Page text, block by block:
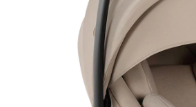
Me prévenir
Momentanément indisponible